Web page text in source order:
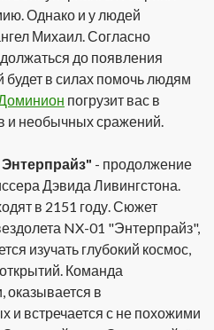
Однако и у людей
Михаил. Согласно
до появления
будет в силах помочь людям
погрузит вас в
и необычных сражений.
- продолжение
Дэвида Ливингстона.
в 2151 году. Сюжет
NX-01 "Энтерпрайз",
изучать глубокий космос,
Команда
в
и встречается с не похожими